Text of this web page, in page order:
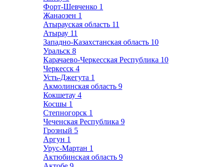
Форт-Шевченко 1
Жанаозен 1
Атырауская область 11
Атырау 11
Западно-Казахстанская область 10
Уральск 8
Карачаево-Черкесская Республика 10
Черкесск 4
Усть-Джегута 1
Акмолинская область 9
Кокшетау 4
Косшы 1
Степногорск 1
Чеченская Республика 9
Грозный 5
Аргун 1
Урус-Мартан 1
Актюбинская область 9